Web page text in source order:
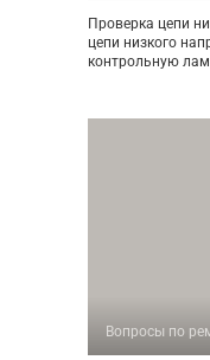
Проверка цепи
цепи низкого
контрольную
Вопросы по